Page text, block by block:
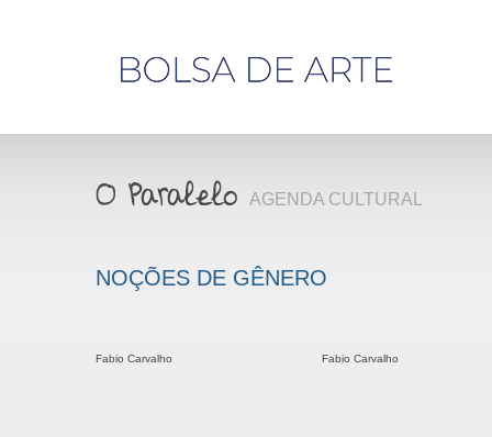
AGENDA CULTURAL
NOÇÕES DE GÊNERO
Fabio Carvalho Fabio Carvalho